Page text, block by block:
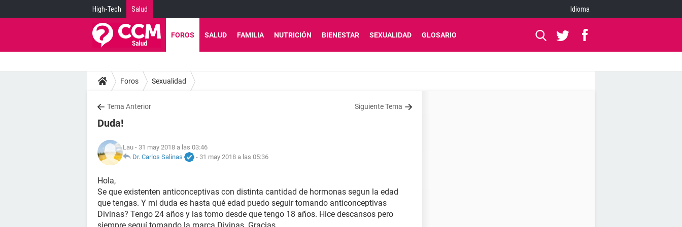
High-Tech Salud Idioma
FOROS SALUD FAMILIA NUTRICIÓN BIENESTAR SEXUALIDAD GLOSARIO
Foros Sexualidad
Tema Anterior Siguiente Tema
Duda!
Lau - 31 may 2018 a las 03:46
Dr. Carlos Salinas
- 31 may 2018 a las 05:36
Hola,
Se que existenten anticonceptivas con distinta cantidad de hormonas segun la edad
que tengas. Y mi duda es hasta qué edad puedo seguir tomando anticonceptivas
Divinas? Tengo 24 años y las tomo desde que tengo 18 años. Hice descansos pero